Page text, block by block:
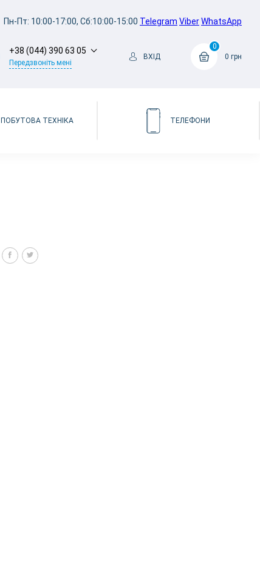
Пн-Пт: 10:00-17:00, Сб:10:00-15:00 Telegram ViberWhatsApp
+38 (044) 390 63 05
Передзвоніть мені
ВХІД
0
0 грн
ПОБУТОВА ТЕХНІКА ТЕЛЕФОНИ